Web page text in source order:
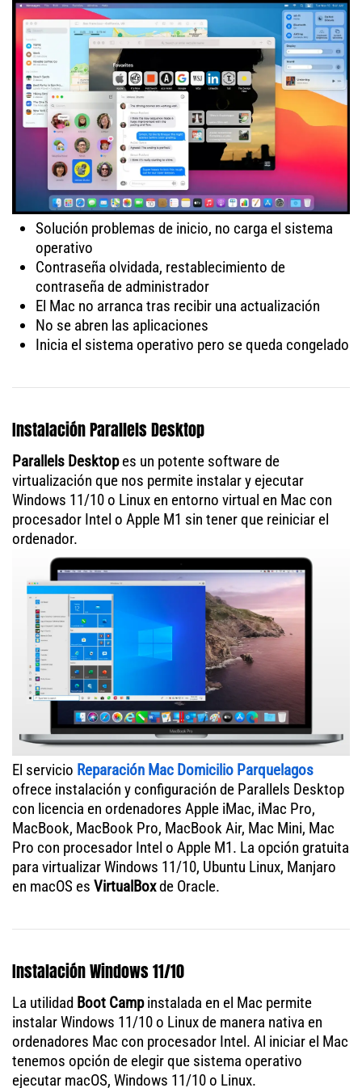
Solución problemas de inicio, no carga el sistema
operativo
Contraseña olvidada, restablecimiento de
contraseña de administrador
El Mac no arranca tras recibir una actualización
No se abren las aplicaciones
Inicia el sistema operativo pero se queda congelado
Instalación Parallels Desktop
Parallels Desktopes un potente software de
virtualización que nos permite instalar y ejecutar
Windows 11/10 o Linux en entorno virtual en Mac con
procesador Intel o Apple M1 sin tener que reiniciar el
ordenador.
El servicio Reparación Mac Domicilio Parquelagos
ofrece instalación y configuración de Parallels Desktop
con licencia en ordenadores Apple iMac, iMac Pro,
MacBook, MacBook Pro, MacBook Air, Mac Mini, Mac
Pro con procesador Intel o Apple M1. La opción gratuita
para virtualizar Windows 11/10, Ubuntu Linux, Manjaro
en macOS es VirtualBoxde Oracle.
Instalación Windows 11/10
La utilidad Boot Campinstalada en el Mac permite
instalar Windows 11/10 o Linux de manera nativa en
ordenadores Mac con procesador Intel. Al iniciar el Mac
tenemos opción de elegir que sistema operativo
ejecutar macOS, Windows 11/10 o Linux.